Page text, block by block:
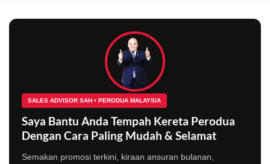
SALES ADVISOR SAH • PERODUA MALAYSIA
Saya Bantu Anda Tempah Kereta Perodua
Dengan Cara Paling Mudah & Selamat
Semakan promosi terkini, kiraan ansuran bulanan,